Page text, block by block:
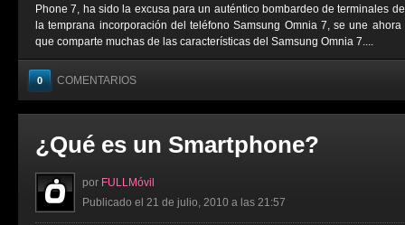
Phone 7, ha sido la excusa para un auténtico bombardeo de terminales
la temprana incorporación del teléfono Samsung Omnia 7, se une
que comparte muchas de las características del Samsung Omnia 7....
0 COMENTARIOS
¿Qué es un Smartphone?
por FULLMóvil
Publicado el 21 de julio, 2010 a las 21:57